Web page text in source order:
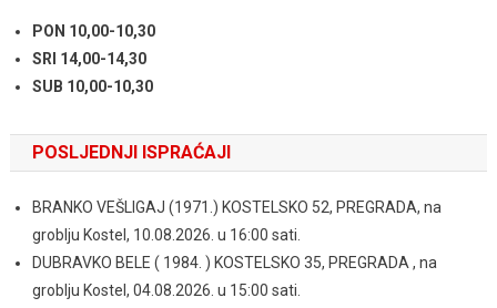
PON 10,00-10,30
SRI 14,00-14,30
SUB 10,00-10,30
POSLJEDNJI ISPRAĆAJI
BRANKO VEŠLIGAJ (1971.) KOSTELSKO 52, PREGRADA, na
groblju Kostel, 10.08.2026. u 16:00 sati.
DUBRAVKO BELE ( 1984. ) KOSTELSKO 35, PREGRADA , na
groblju Kostel, 04.08.2026. u 15:00 sati.